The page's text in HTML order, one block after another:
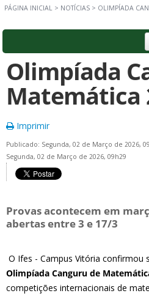
PÁGINA INICIAL > NOTÍCIAS > OLIMPÍADA
Olimpíada
Matemática
Imprimir
Publicado: Segunda, 02 de Março de 2026,
Segunda, 02 de Março de 2026, 09h29
Provas acontecem em
abertas entre 3 e 17/3
O Ifes - Campus Vitória confirmou
Olimpíada Canguru de
competições internacionais de